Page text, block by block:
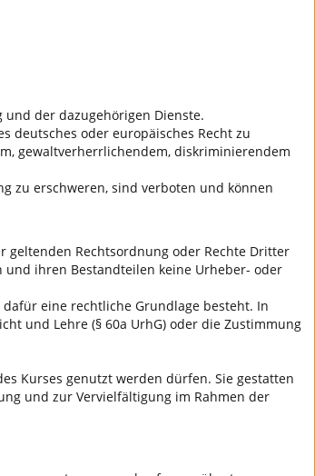
der dazugehörigen Dienste.
deutsches oder europäisches Recht zu
gewaltverherrlichendem, diskriminierendem
zu erschweren, sind verboten und können
geltenden Rechtsordnung oder Rechte Dritter
ihren Bestandteilen keine Urheber- oder
eine rechtliche Grundlage besteht. In
und Lehre (§ 60a UrhG) oder die Zustimmung
Kurses genutzt werden dürfen. Sie gestatten
und zur Vervielfältigung im Rahmen der